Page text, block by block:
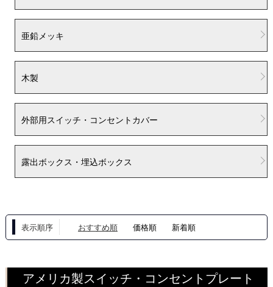
亜鉛メッキ
木製
外部用スイッチ・コンセントカバー
露出ボックス・埋込ボックス
表示順序 おすすめ順 価格順 新着順
アメリカ製スイッチ・コンセントプレート